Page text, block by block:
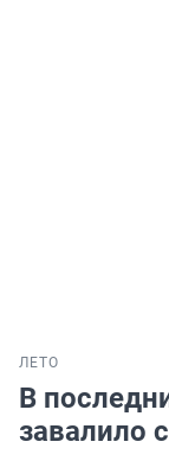
ЛЕТО
В
завалило